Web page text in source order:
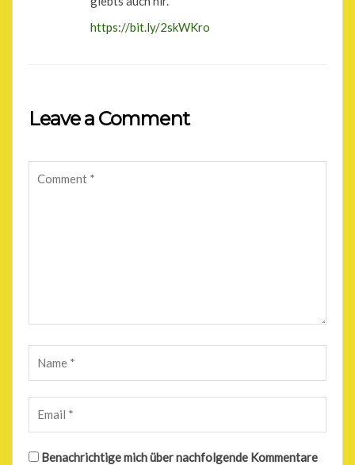
https://bit.ly/2skWKro
Leave a Comment
Benachrichtige mich über nachfolgende Kommentare